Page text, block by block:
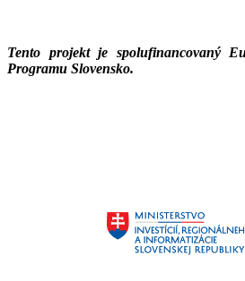
Tento projekt je spolufinancovaný
Programu Slovensko.